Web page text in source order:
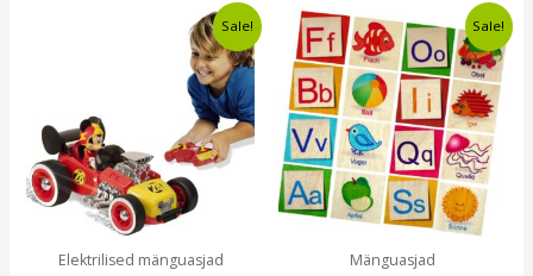
Sale!
Elektrilised mänguasjad
€48,29.
Current
price
is:
€34,49.
Sale!
Mänguasjad
Algne
hind
oli:
€9,80.
Current
price
is:
€7,49.